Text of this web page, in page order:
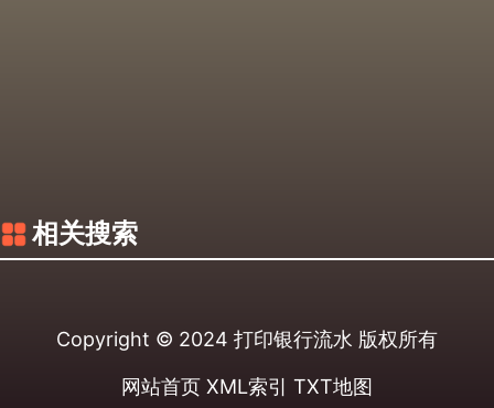
相关搜索
Copyright © 2024 打印银行流水 版权所有
网站首页 XML索引 TXT地图